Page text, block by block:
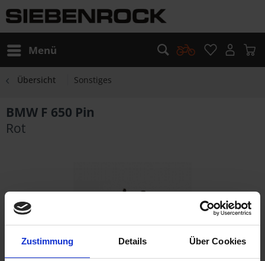
Zustimmung Details Über Cookies
Menü
Übersicht Sonstiges
BMW F 650 Pin
Rot